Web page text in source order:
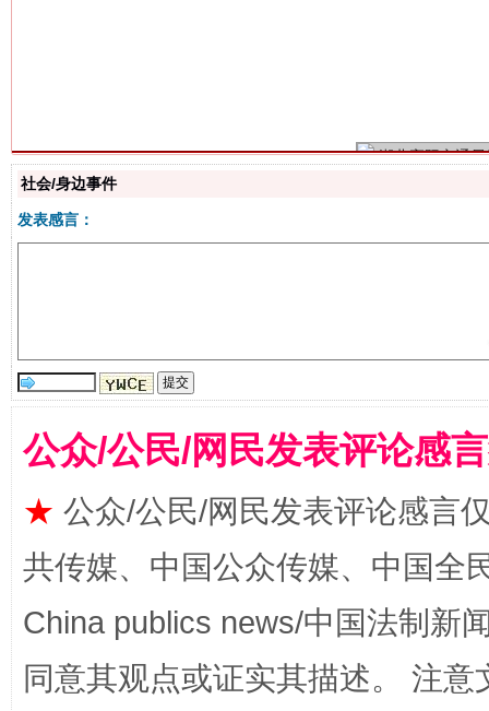
“刷贴”乱象丛生
揭批美国五大"原罪" "炒
社会/身边事件
发表感言：
公众/公民/网民发表评论感
★ 公众/公民/网民发表评论感言
共传媒、中国公众传媒、中国全
China publics news/中国法制新
同意其观点或证实其描述。 注